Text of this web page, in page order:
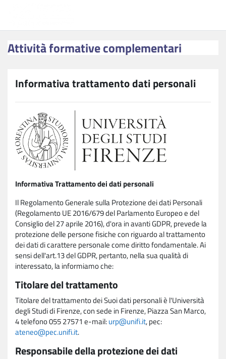
Attività formative complementari
Informativa trattamento dati personali
Informativa Trattamento dei dati personali
Il Regolamento Generale sulla Protezione dei dati Personali
(Regolamento UE 2016/679 del Parlamento Europeo e del
Consiglio del 27 aprile 2016), d'ora in avanti GDPR, prevede la
protezione delle persone fisiche con riguardo al trattamento
dei dati di carattere personale come diritto fondamentale. Ai
sensi dell'art.13 del GDPR, pertanto, nella sua qualità di
interessato, la informiamo che:
Titolare del trattamento
Titolare del trattamento dei Suoi dati personali è l'Università
degli Studi di Firenze, con sede in Firenze, Piazza San Marco,
4 telefono 055 27571 e-mail:urp@unifi.it, pec:
ateneo@pec.unifi.it.
Responsabile della protezione dei dati